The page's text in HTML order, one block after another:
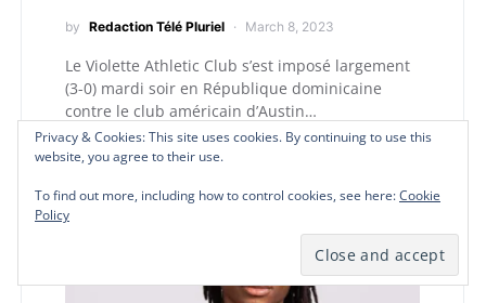
Privacy & Cookies: This site uses cookies. By continuing to use this
website, you agree to their use.
To find out more, including how to control cookies, see here:Cookie
Policy
by Redaction Télé Pluriel March 8, 2023
Le Violette Athletic Club s’est imposé largement
(3-0) mardi soir en République dominicaine
contre le club américain d’Austin…
Privacy & Cookies: This site uses cookies. By continuing to use this
website, you agree to their use.
To find out more, including how to control cookies, see here:Cookie
Policy
Privacy & Cookies: This site uses cookies. By continuing to use this
website, you agree to their use.
To find out more, including how to control cookies, see here:Cookie
Policy
Privacy & Cookies: This site uses cookies. By continuing to use this
website, you agree to their use.
To find out more, including how to control cookies, see here:Cookie
Policy